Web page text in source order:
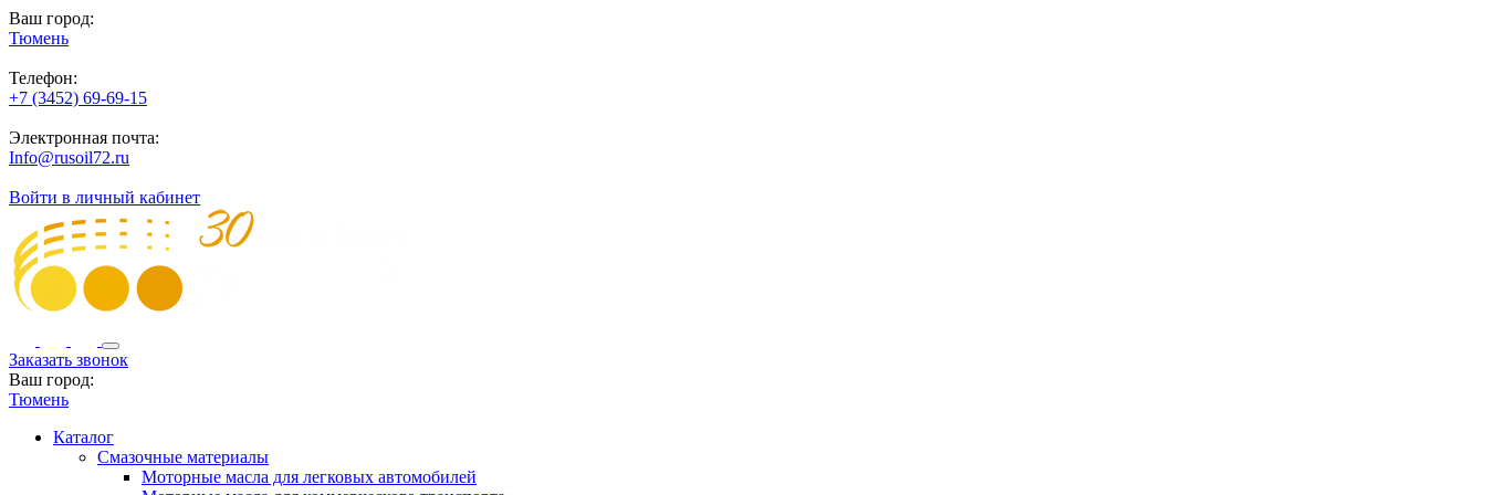
Ваш город:
Тюмень
Телефон:
+7 (3452) 69-69-15
Электронная почта:
Info@rusoil72.ru
Войти в личный кабинет
Заказать звонок
Ваш город:
Тюмень
Каталог
Смазочные материалы
Моторные масла для легковых автомобилей